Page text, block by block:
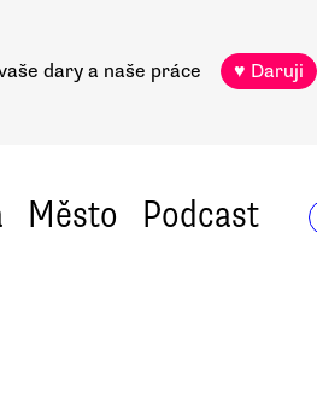
dary a naše práce ♥ Daruji
Město Podcast